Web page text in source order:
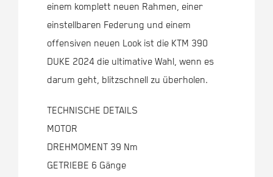
einem komplett neuen Rahmen, einer
einstellbaren Federung und einem
offensiven neuen Look ist die KTM 390
DUKE 2024 die ultimative Wahl, wenn es
darum geht, blitzschnell zu überholen.
TECHNISCHE DETAILS
MOTOR
DREHMOMENT 39 Nm
GETRIEBE 6 Gänge